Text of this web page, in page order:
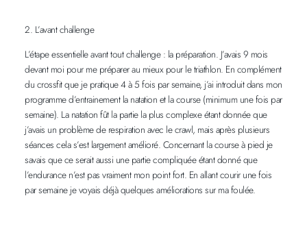
2. L’avant challenge
L’étape essentielle avant tout challenge : la préparation. J’avais 9 mois
devant moi pour me préparer au mieux pour le triathlon. En complément
du crossfit que je pratique 4 à 5 fois par semaine, j’ai introduit dans mon
programme d’entrainement la natation et la course (minimum une fois par
semaine). La natation fût la partie la plus complexe étant donnée que
j’avais un problème de respiration avec le crawl, mais après plusieurs
séances cela s’est largement amélioré. Concernant la course à pied je
savais que ce serait aussi une partie compliquée étant donné que
l’endurance n’est pas vraiment mon point fort. En allant courir une fois
par semaine je voyais déjà quelques améliorations sur ma foulée.